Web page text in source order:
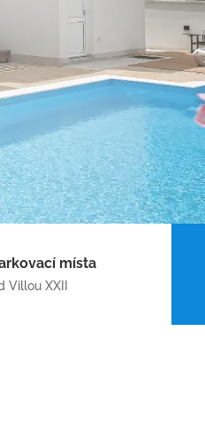
místa
Villou XXII